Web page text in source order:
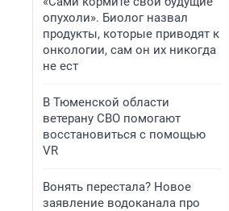
опухоли». Биолог назвал
продукты, которые приводят к
онкологии, сам он их никогда
не ест
В Тюменской области
ветерану СВО помогают
восстановиться с помощью
VR
Вонять перестала? Новое
заявление водоканала про